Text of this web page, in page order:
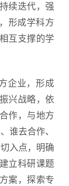
续迭代，强
形成学科方
互支撑的学
企业，形成
兴战略，依
作，与地方
谁去合作、
入点，明确
立科研课题
案，探索专